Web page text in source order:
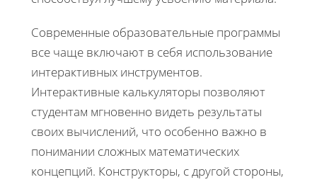
Современные образовательные программы
все чаще включают в себя использование
интерактивных инструментов.
Интерактивные калькуляторы позволяют
студентам мгновенно видеть результаты
своих вычислений, что особенно важно в
понимании сложных математических
концепций. Конструкторы, с другой стороны,